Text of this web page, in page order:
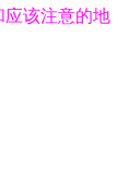
该注意的地